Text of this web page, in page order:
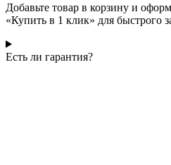
Добавьте товар в корзину и
«Купить в 1 клик» для быстрого
Есть ли гарантия?